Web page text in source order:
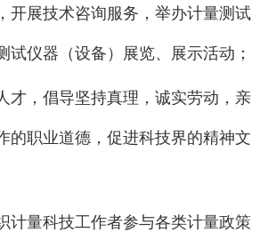
开展技术咨询服务，举办计量测试
试仪器（设备）展览、展示活动；
才，倡导坚持真理，诚实劳动，亲
的职业道德，促进科技界的精神文
计量科技工作者参与各类计量政策